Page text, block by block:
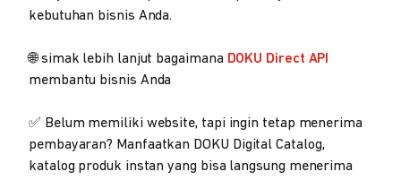
kebutuhan bisnis Anda.
🌐 simak lebih lanjut bagaimana DOKU Direct API
membantu bisnis Anda
✅ Belum memiliki website, tapi ingin tetap menerima
pembayaran? Manfaatkan DOKU Digital Catalog,
katalog produk instan yang bisa langsung menerima